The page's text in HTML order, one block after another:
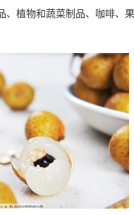
植物和蔬菜制品、咖啡、